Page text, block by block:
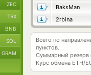
BaksMan
2rbina
Всего по
пунктов.
Суммарный резерв
Курс обмена ETH/
ZEC
TRX
BNB
SOL
GRAM